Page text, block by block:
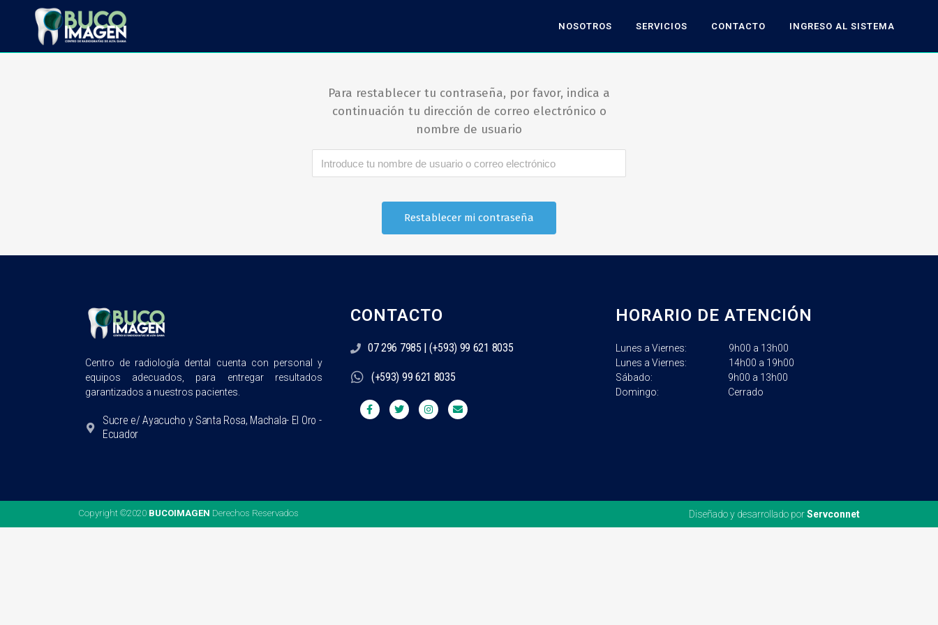
NOSOTROS SERVICIOS CONTACTO INGRESO AL SISTEMA
Para restablecer tu contraseña, por favor, indica a
continuación tu dirección de correo electrónico o
nombre de usuario
Centro de radiología dental cuenta con personal y
equipos adecuados, para entregar resultados
garantizados a nuestros pacientes.
Sucre e/ Ayacucho y Santa Rosa, Machala- El Oro -
Ecuador
CONTACTO
07 296 7985 | (+593) 99 621 8035
(+593) 99 621 8035
HORARIO DE ATENCIÓN
Lunes a Viernes: 9h00 a 13h00
Lunes a Viernes: 14h00 a 19h00
Sábado: 9h00 a 13h00
Domingo: Cerrado
Copyright ©2020 BUCOIMAGEN Derechos Reservados Diseñado y desarrollado porServconnet